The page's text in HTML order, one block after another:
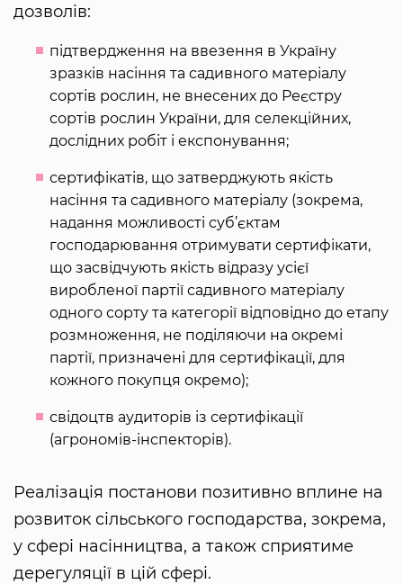
дозволів:
підтвердження на ввезення в Україну
зразків насіння та садивного матеріалу
сортів рослин, не внесених до Реєстру
сортів рослин України, для селекційних,
дослідних робіт і експонування;
сертифікатів, що затверджують якість
насіння та садивного матеріалу (зокрема,
надання можливості суб’єктам
господарювання отримувати сертифікати,
що засвідчують якість відразу усієї
виробленої партії садивного матеріалу
одного сорту та категорії відповідно до етапу
розмноження, не поділяючи на окремі
партії, призначені для сертифікації, для
кожного покупця окремо);
свідоцтв аудиторів із сертифікації
(агрономів-інспекторів).
Реалізація постанови позитивно вплине на
розвиток сільського господарства, зокрема,
у сфері насінництва, а також сприятиме
дерегуляції в цій сфері.